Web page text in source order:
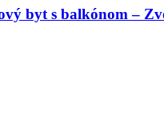
byt s balkónom –